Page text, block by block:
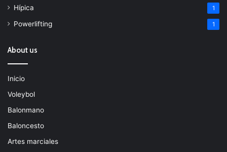
Hípica 1
Powerlifting 1
About us
Inicio
Voleybol
Balonmano
Baloncesto
Artes marciales